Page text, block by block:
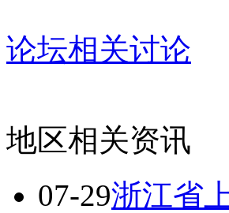
论坛相关讨论
地区相关资讯
07-29浙江省